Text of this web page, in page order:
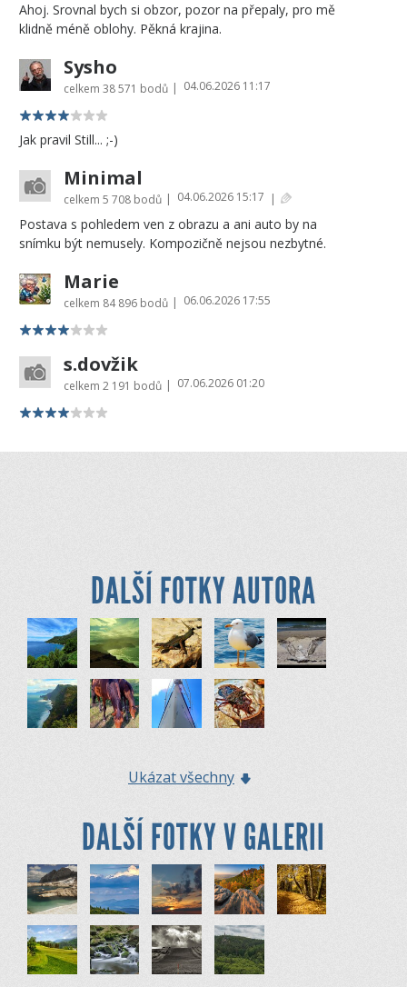
Ahoj. Srovnal bych si obzor, pozor na přepaly, pro mě
klidně méně oblohy. Pěkná krajina.
Sysho
celkem 38 571 bodů | 04.06.2026 11:17
Jak pravil Still... ;-)
Minimal
celkem 5 708 bodů | 04.06.2026 15:17 |
Postava s pohledem ven z obrazu a ani auto by na
snímku být nemusely. Kompozičně nejsou nezbytné.
Marie
celkem 84 896 bodů | 06.06.2026 17:55
s.dovžik
celkem 2 191 bodů | 07.06.2026 01:20
DALŠÍ FOTKY AUTORA
Ukázat všechny
DALŠÍ FOTKY V GALERII